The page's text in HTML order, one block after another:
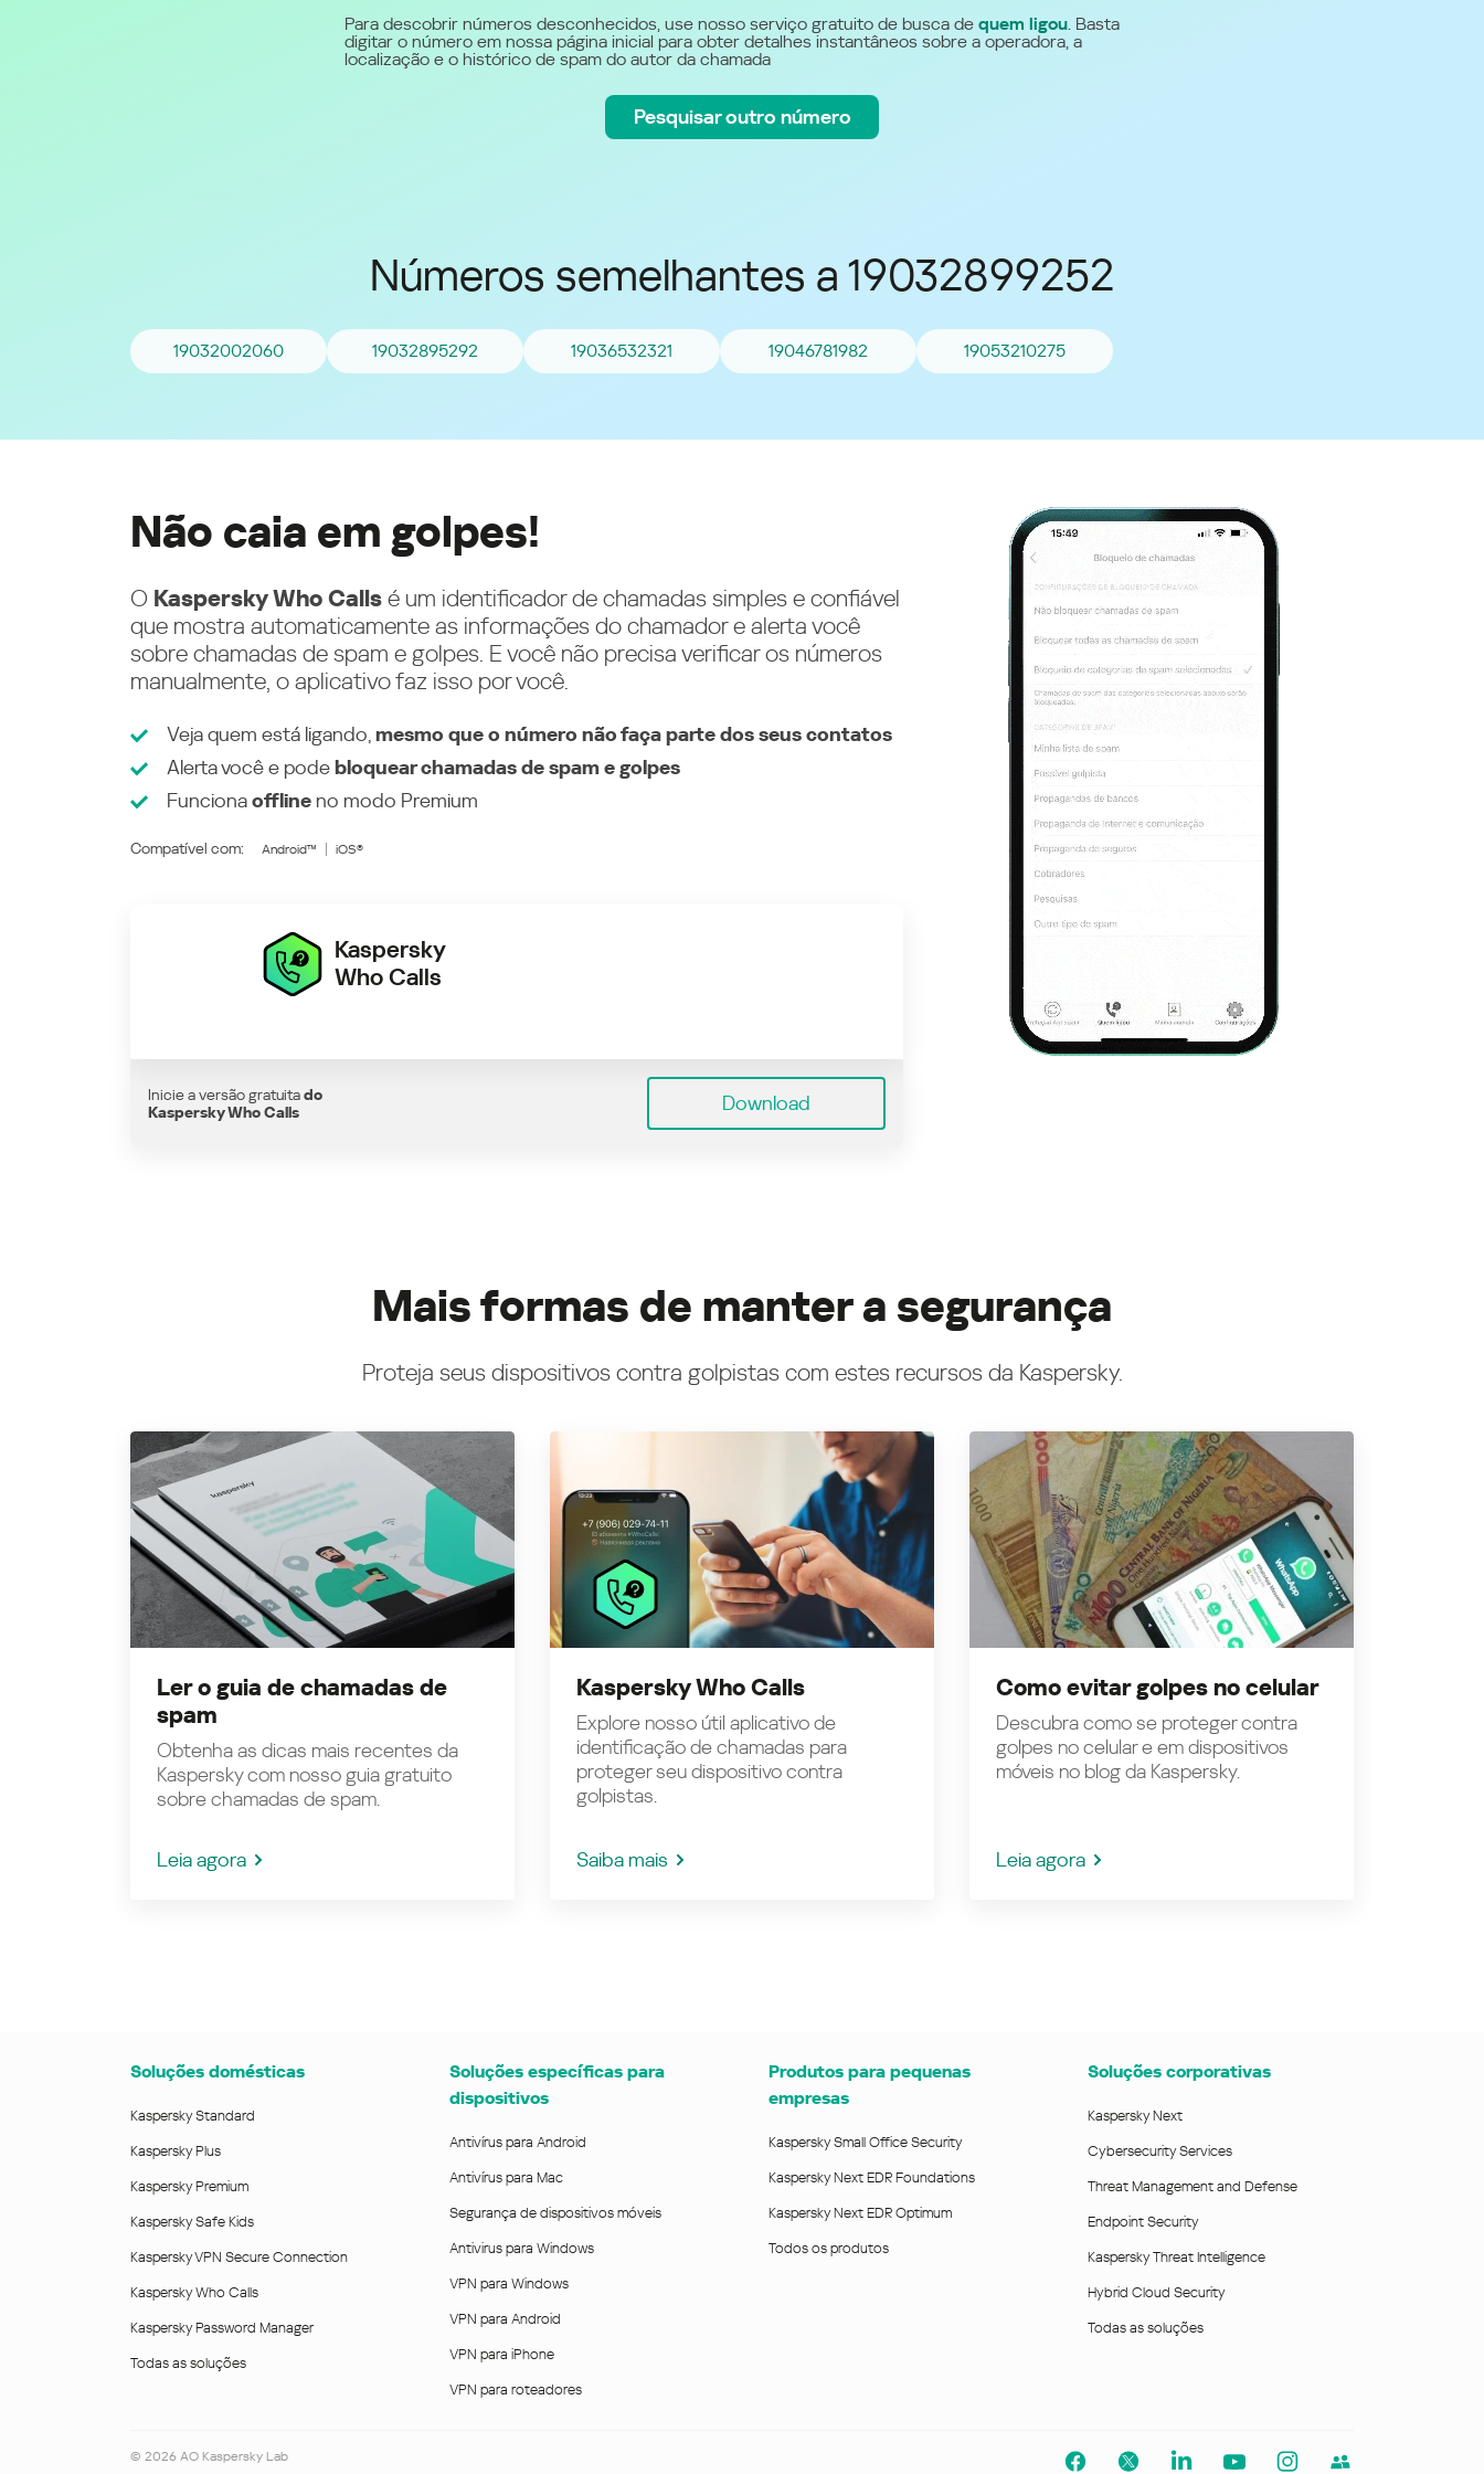
Україна (Ukraine)
Para todos os demais
Para descobrir números desconhecidos, use nosso serviço gratuito de busca de quem ligou. Basta
digitar o número em nossa página inicial para obter detalhes instantâneos sobre a operadora, a
localização e o histórico de spam do autor da chamada
Pesquisar outro número
Números semelhantes a 19032899252
19032002060 19032895292 19036532321 19046781982 19053210275
Não caia em golpes!
O Kaspersky Who Calls é um identificador de chamadas simples e confiável
que mostra automaticamente as informações do chamador e alerta você
sobre chamadas de spam e golpes. E você não precisa verificar os números
manualmente, o aplicativo faz isso por você.
Veja quem está ligando, mesmo que o número não faça parte dos seus contatos
Alerta você e podebloquear chamadas de spam e golpes
Funcionaoffline no modo Premium
Compatível com: Android™ iOS®
Kaspersky
Who Calls
Inicie a versão gratuitado
Kaspersky Who Calls
Download
Mais formas de manter a segurança
Proteja seus dispositivos contra golpistas com estes recursos da Kaspersky.
Ler o guia de chamadas de
spam
Obtenha as dicas mais recentes da
Kaspersky com nosso guia gratuito
sobre chamadas de spam.
Leia agora
Kaspersky Who Calls
Explore nosso útil aplicativo de
identificação de chamadas para
proteger seu dispositivo contra
golpistas.
Saiba mais
Como evitar golpes no celular
Descubra como se proteger contra
golpes no celular e em dispositivos
móveis no blog da Kaspersky.
Leia agora
Soluções domésticas
Kaspersky Standard
Kaspersky Plus
Kaspersky Premium
Kaspersky Safe Kids
Kaspersky VPN Secure Connection
Kaspersky Who Calls
Kaspersky Password Manager
Todas as soluções
Soluções específicas para
dispositivos
Antivírus para Android
Antivírus para Mac
Segurança de dispositivos móveis
Antivirus para Windows
VPN para Windows
VPN para Android
VPN para iPhone
VPN para roteadores
Produtos para pequenas
empresas
Kaspersky Small Office Security
Kaspersky Next EDR Foundations
Kaspersky Next EDR Optimum
Todos os produtos
Soluções corporativas
Kaspersky Next
Cybersecurity Services
Threat Management and Defense
Endpoint Security
Kaspersky Threat Intelligence
Hybrid Cloud Security
Todas as soluções
© 2026 AO Kaspersky Lab